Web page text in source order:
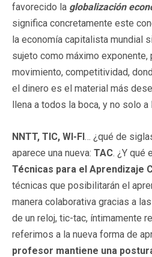
favorecido la globalización
significa concretamente este
la economía capitalista mundial
sujeto como máximo exponente,
movimiento, competitividad,
el dinero es el material más
llena a todos la boca, y no solo a
NNTT, TIC, WI-FI… ¿qué de
aparece una nueva: TAC. ¿Y qué
Técnicas para el Aprendizaje
técnicas que posibilitarán el
manera colaborativa gracias a
de un reloj, tic-tac, íntimamente
referimos a la nueva forma de
profesor mantiene una